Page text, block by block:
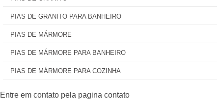
PIAS DE GRANITO PARA BANHEIRO
PIAS DE MÁRMORE
PIAS DE MÁRMORE PARA BANHEIRO
PIAS DE MÁRMORE PARA COZINHA